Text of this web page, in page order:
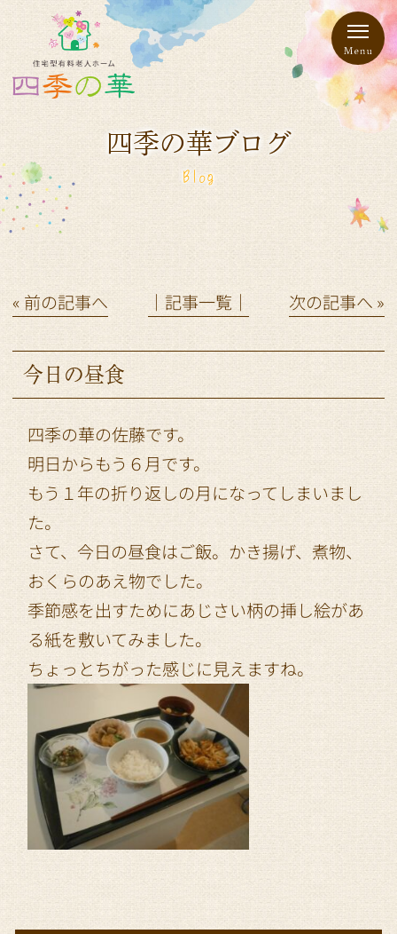
四季の華ブログ
Blog
« 前の記事へ │記事一覧│ 次の記事へ »
今日の昼食
四季の華の佐藤です。
明日からもう６月です。
もう１年の折り返しの月になってしまいまし
た。
さて、今日の昼食はご飯。かき揚げ、煮物、
おくらのあえ物でした。
季節感を出すためにあじさい柄の挿し絵があ
る紙を敷いてみました。
ちょっとちがった感じに見えますね。